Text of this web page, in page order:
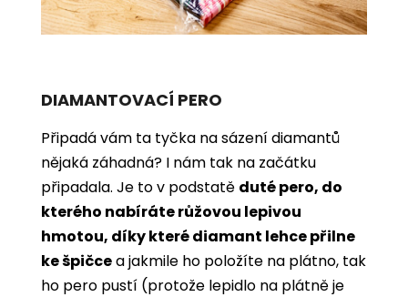
DIAMANTOVACÍ PERO
Připadá vám ta tyčka na sázení diamantů
nějaká záhadná? I nám tak na začátku
připadala. Je to v podstatě duté pero, do
kterého nabíráte růžovou lepivou
hmotou, díky které diamant lehce přilne
ke špičcea jakmile ho položíte na plátno, tak
ho pero pustí (protože lepidlo na plátně je